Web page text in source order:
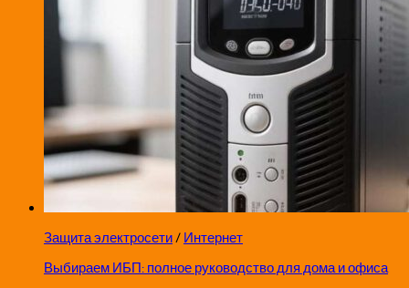
Защита электросети/ Интернет
Выбираем ИБП: полное руководство для дома и офиса